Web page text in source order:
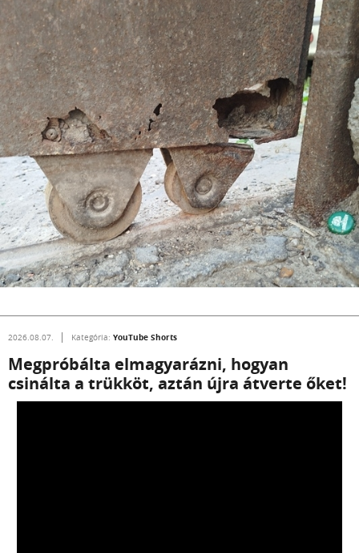
2026.08.07. Kategória: YouTube Shorts
Megpróbálta elmagyarázni, hogyan
csinálta a trükköt, aztán újra átverte őket!